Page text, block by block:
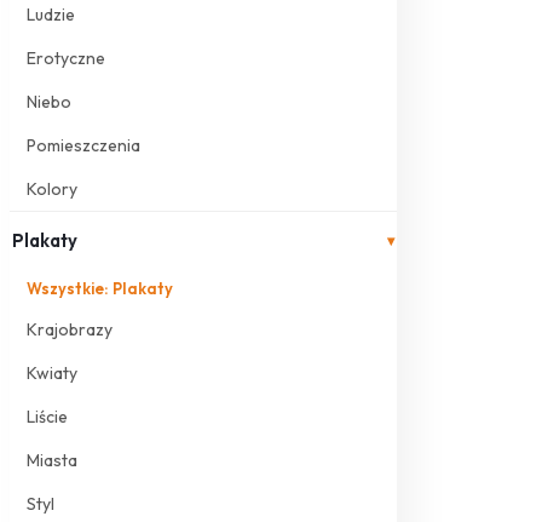
Ludzie
Erotyczne
Niebo
Pomieszczenia
Kolory
Plakaty ▾
Wszystkie: Plakaty
Krajobrazy
Kwiaty
Liście
Miasta
Styl